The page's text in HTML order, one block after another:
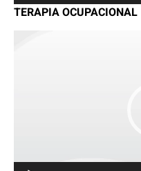
TERAPIA OCUPACIONAL